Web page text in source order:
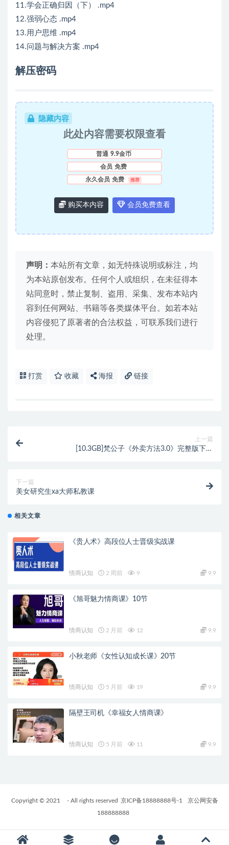
11.学会正确归因（下） .mp4
12.强弱心态 .mp4
13.用户思维 .mp4
14.问题与解决方案 .mp4
解压密码
隐藏内容
此处内容需要权限查看
普通 9.9金币
会员 免费
永久会员 免费 推荐
购买本内容 会员免费查看
声明： 本站所有文章，如无特殊说明或标注，均
为本站原创发布。任何个人或组织，在未征得本
站同意时，禁止复制、盗用、采集、发布本站内
容到任何网站、书籍等各类媒体平台。如若本站
内容侵犯了原著者的合法权益，可联系我们进行
处理。
打赏 收藏 海报 链接
上一篇
[10.3GB]梵公子《外卖方法3.0》完整版下载
下一篇
美女研究生xa大师私教课
相关文章
《贵人术》高段位人士晋级实战课
情商认知 2 周前 9 9.9
《旭哥魅力情商课》10节
情商认知 2 月前 12 9.9
小秋老师《女性认知成长课》20节
情商认知 5 月前 19 9.9
隔壁王司机《幸福女人情商课》
情商认知 5 月前 11 9.9
Copyright © 2021 - All rights reserved 京ICP备18888888号-1
京公网安备
188888888